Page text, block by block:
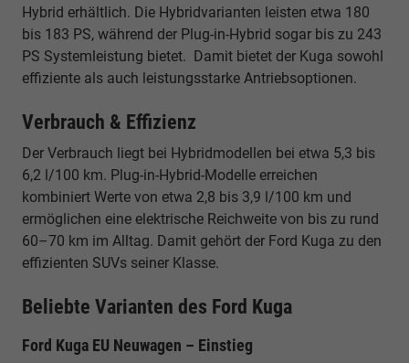
Hybrid erhältlich. Die Hybridvarianten leisten etwa 180
bis 183 PS, während der Plug-in-Hybrid sogar bis zu 243
PS Systemleistung bietet. Damit bietet der Kuga sowohl
effiziente als auch leistungsstarke Antriebsoptionen.
Verbrauch & Effizienz
Der Verbrauch liegt bei Hybridmodellen bei etwa 5,3 bis
6,2 l/100 km. Plug-in-Hybrid-Modelle erreichen
kombiniert Werte von etwa 2,8 bis 3,9 l/100 km und
ermöglichen eine elektrische Reichweite von bis zu rund
60–70 km im Alltag. Damit gehört der Ford Kuga zu den
effizienten SUVs seiner Klasse.
Beliebte Varianten des Ford Kuga
Ford Kuga EU Neuwagen – Einstieg